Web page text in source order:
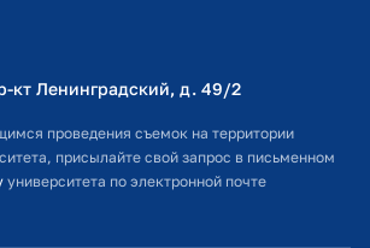
электронной почты
кт Ленинградский, д. 49/2​
проведения съемок на территории
присылайте свой запрос в письменном
университета по электронной почте